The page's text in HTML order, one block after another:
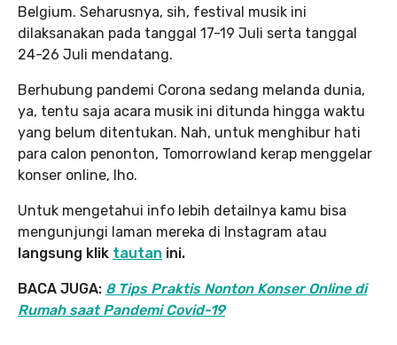
Belgium. Seharusnya, sih, festival musik ini
dilaksanakan pada tanggal 17-19 Juli serta tanggal
24-26 Juli mendatang.
Berhubung pandemi Corona sedang melanda dunia,
ya, tentu saja acara musik ini ditunda hingga waktu
yang belum ditentukan. Nah, untuk menghibur hati
para calon penonton, Tomorrowland kerap menggelar
konser online, lho.
Untuk mengetahui info lebih detailnya kamu bisa
mengunjungi laman mereka di Instagram atau
langsung klik tautan ini.
BACA JUGA: 8 Tips Praktis Nonton Konser Online di
Rumah saat Pandemi Covid-19